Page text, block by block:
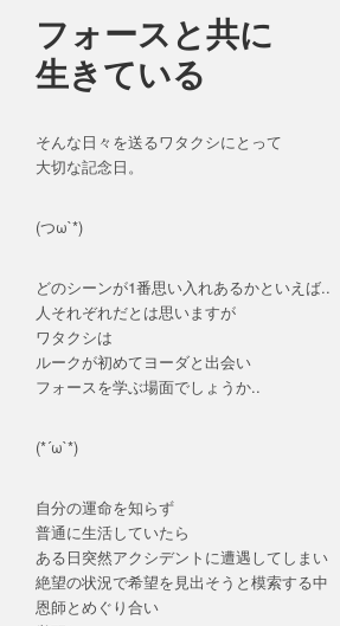
フォースと共に
生きている
そんな日々を送るワタクシにとって
大切な記念日。
(つω`*)
どのシーンが1番思い入れあるかといえば..
人それぞれだとは思いますが
ワタクシは
ルークが初めてヨーダと出会い
フォースを学ぶ場面でしょうか..
(*´ω`*)
自分の運命を知らず
普通に生活していたら
ある日突然アクシデントに遭遇してしまい
絶望の状況で希望を見出そうと模索する中
恩師とめぐり合い